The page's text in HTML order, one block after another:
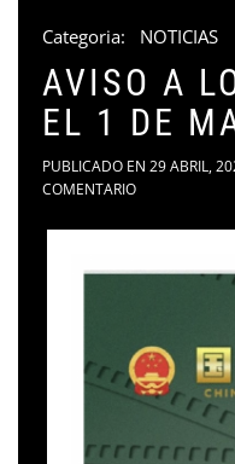
Categoria: NOTICIAS
AVISO A
EL 1 DE
PUBLICADO EN 29 ABRIL,
COMENTARIO